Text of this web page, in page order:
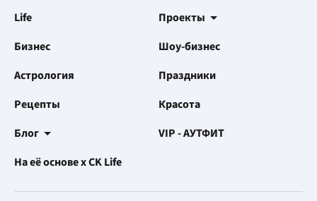
Life
Проекты
Бизнес
Шоу-бизнес
Астрология
Праздники
Рецепты
Красота
Блог
VIP - АУТФИТ
На её основе x CK Life